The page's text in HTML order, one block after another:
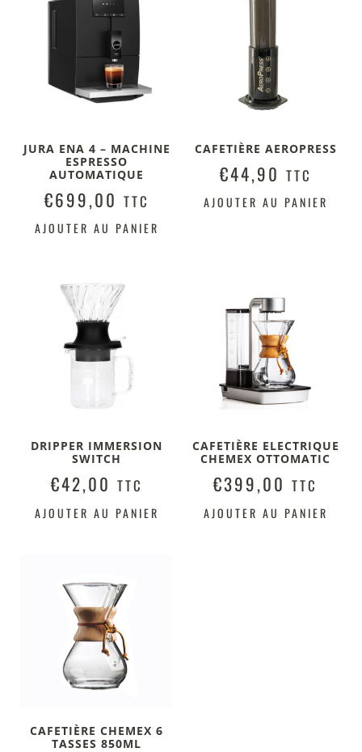
JURA ENA 4 – MACHINE
ESPRESSO
AUTOMATIQUE
€699,00 TTC
AJOUTER AU PANIER
CAFETIÈRE AEROPRESS
€44,90 TTC
AJOUTER AU PANIER
DRIPPER IMMERSION
SWITCH
€42,00 TTC
AJOUTER AU PANIER
CAFETIÈRE ELECTRIQUE
CHEMEX OTTOMATIC
€399,00 TTC
AJOUTER AU PANIER
CAFETIÈRE CHEMEX 6
TASSES 850ML